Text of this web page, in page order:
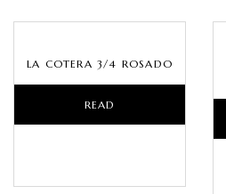
LA COTERA 3/4 ROSADO
READ